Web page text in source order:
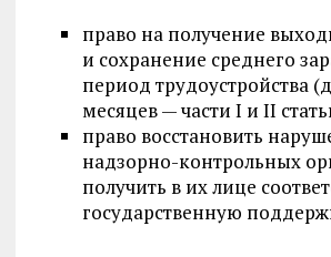
право на получение
и сохранение среднего
период трудоустройства
месяцев — части I и II
право восстановить
надзорно-контрольных
получить в их лице
государственную